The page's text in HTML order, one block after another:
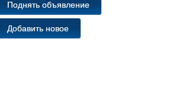
Поднять объявление
Добавить новое